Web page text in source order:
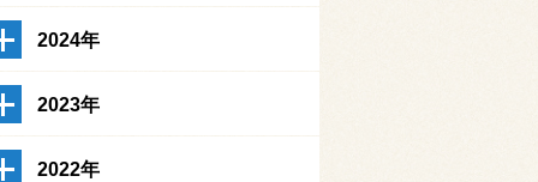
2024年
2023年
2022年